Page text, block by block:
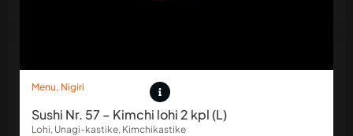
Menu, Nigiri
Sushi Nr. 57 – Kimchi lohi 2 kpl (L)
Lohi, Unagi-kastike, Kimchikastike